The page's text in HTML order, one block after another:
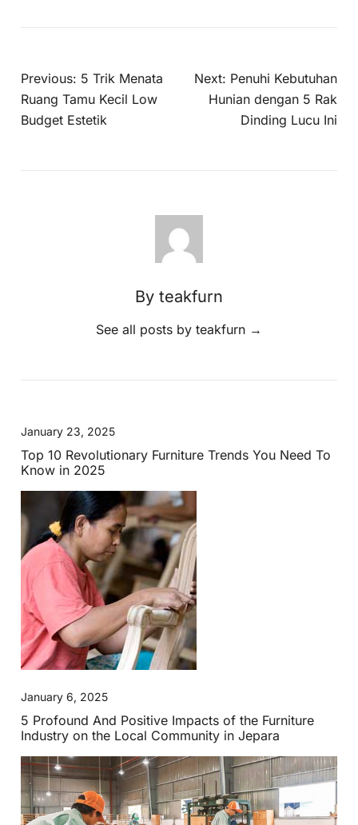
Previous: 5 Trik Menata
Ruang Tamu Kecil Low
Budget Estetik
Next: Penuhi Kebutuhan
Hunian dengan 5 Rak
Dinding Lucu Ini
By teakfurn
See all posts by teakfurn →
January 23, 2025
Top 10 Revolutionary Furniture Trends You Need To
Know in 2025
January 6, 2025
5 Profound And Positive Impacts of the Furniture
Industry on the Local Community in Jepara